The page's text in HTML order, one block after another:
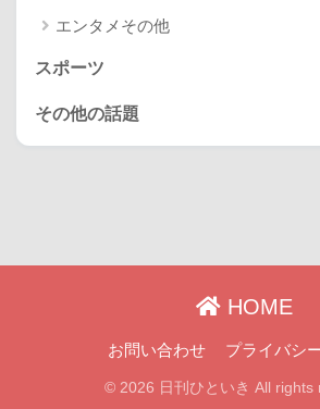
エンタメその他
スポーツ
その他の話題
HOME
お問い合わせ プライバシ
© 2026 日刊ひといき All rights